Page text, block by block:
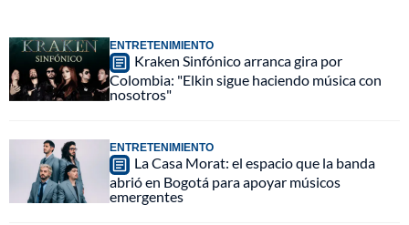
ENTRETENIMIENTO
Kraken Sinfónico arranca gira por
Colombia: "Elkin sigue haciendo música con
nosotros"
ENTRETENIMIENTO
La Casa Morat: el espacio que la banda
abrió en Bogotá para apoyar músicos
emergentes